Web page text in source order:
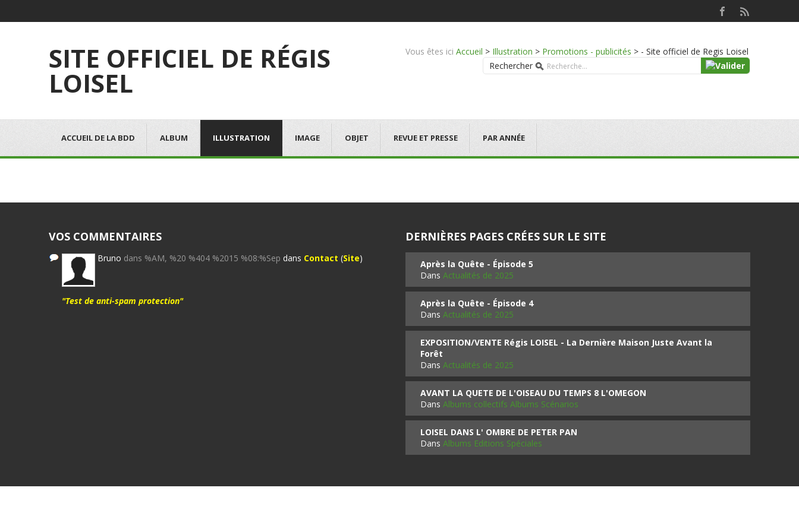
SITE OFFICIEL DE RÉGIS
LOISEL
Vous êtes ici Accueil > Illustration > Promotions - publicités > - Site officiel de Regis Loisel
Rechercher
ACCUEIL DE LA BDD ALBUM ILLUSTRATION IMAGE OBJET REVUE ET PRESSE PAR ANNÉE
VOS COMMENTAIRES
Bruno dans %AM, %20 %404 %2015 %08:%Sep dans Contact (Site)
"Test de anti-spam protection"
DERNIÈRES PAGES CRÉES SUR LE SITE
Après la Quête - Épisode 5
Dans Actualités de 2025
Après la Quête - Épisode 4
Dans Actualités de 2025
EXPOSITION/VENTE Régis LOISEL - La Dernière Maison Juste Avant la
Forêt
Dans Actualités de 2025
AVANT LA QUETE DE L'OISEAU DU TEMPS 8 L'OMEGON
Dans Albums collectifs Albums Scénarios
LOISEL DANS L' OMBRE DE PETER PAN
Dans Albums Editions Spéciales